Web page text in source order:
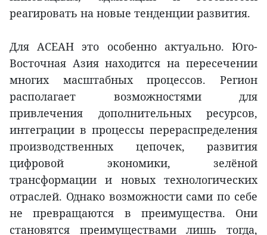
реагировать на новые тенденции развития.
Для АСЕАН это особенно актуально. Юго-
Восточная Азия находится на пересечении
многих масштабных процессов. Регион
располагает возможностями для
привлечения дополнительных ресурсов,
интеграции в процессы перераспределения
производственных цепочек, развития
цифровой экономики, зелёной
трансформации и новых технологических
отраслей. Однако возможности сами по себе
не превращаются в преимущества. Они
становятся преимуществами лишь тогда,